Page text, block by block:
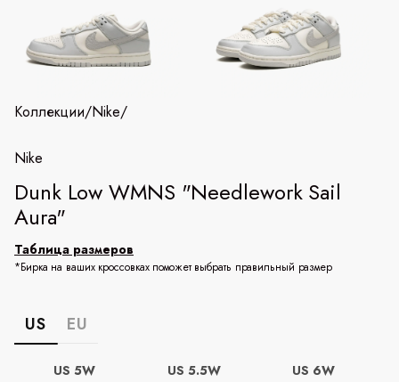
Коллекции/Nike/
Nike
Dunk Low WMNS "Needlework Sail
Aura"
Таблица размеров
*Бирка на ваших кроссовках поможет выбрать правильный размер
US EU
US 5W
US 5.5W
US 6W